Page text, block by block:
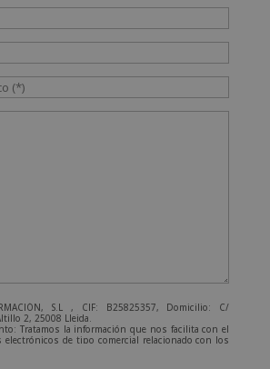
S.L , CIF: B25825357, Domicilio: C/
2, 25008 Lleida.
Tratamos la información que nos facilita con el
electrónicos de tipo comercial relacionado con los
otros tipo de productos que fueran de su interés.
Consentimiento del interesado.